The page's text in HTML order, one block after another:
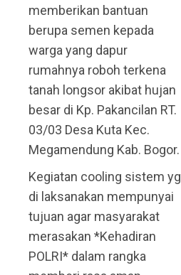
memberikan bantuan
berupa semen kepada
warga yang dapur
rumahnya roboh terkena
tanah longsor akibat hujan
besar di Kp. Pakancilan RT.
03/03 Desa Kuta Kec.
Megamendung Kab. Bogor.
Kegiatan cooling sistem yg
di laksanakan mempunyai
tujuan agar masyarakat
merasakan *Kehadiran
POLRI* dalam rangka